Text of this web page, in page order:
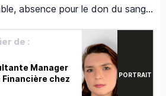
absence pour le don du sang...
de :
Manager
chez
PORTRAIT